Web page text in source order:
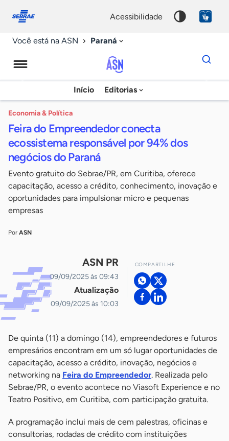
conosco
acessibilidade
Você está na ASN Paraná
Agência
Sebrae
Notícias
Início Editorias
Dados
para
chave
Economia & Política
Feira do Empreendedor conecta
ecossistema responsável por 94% dos
negócios do Paraná
Evento gratuito do Sebrae/PR, em Curitiba, oferece
capacitação, acesso a crédito, conhecimento, inovação e
oportunidades para impulsionar micro e pequenas
empresas
Por ASN
ASN PR
09/09/2025 às 09:43
Atualização
09/09/2025 às 10:03
COMPARTILHE
De quinta (11) a domingo (14), empreendedores e futuros
empresários encontram em um só lugar oportunidades de
capacitação, acesso a crédito, inovação, negócios e
networking na Feira do Empreendedor. Realizada pelo
Sebrae/PR, o evento acontece no Viasoft Experience e no
Teatro Positivo, em Curitiba, com participação gratuita.
A programação inclui mais de cem palestras, oficinas e
consultorias, rodadas de crédito com instituições